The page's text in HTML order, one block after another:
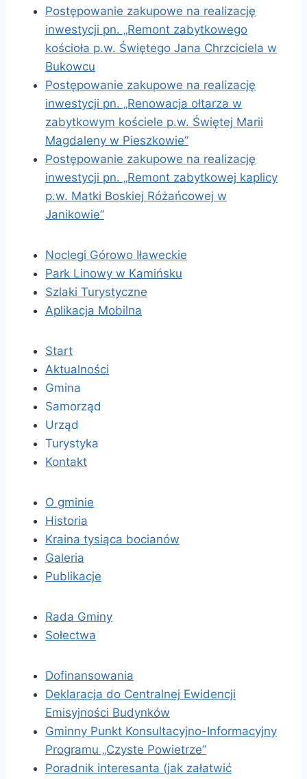
Postępowanie zakupowe na realizację
inwestycji pn. „Remont zabytkowego
kościoła p.w. Świętego Jana Chrzciciela w
Bukowcu
Postępowanie zakupowe na realizację
inwestycji pn. „Renowacja ołtarza w
zabytkowym kościele p.w. Świętej Marii
Magdaleny w Pieszkowie”
Postępowanie zakupowe na realizację
inwestycji pn. „Remont zabytkowej kaplicy
p.w. Matki Boskiej Różańcowej w
Janikowie”
Noclegi Górowo Iławeckie
Park Linowy w Kamińsku
Szlaki Turystyczne
Aplikacja Mobilna
Start
Aktualności
Gmina
Samorząd
Urząd
Turystyka
Kontakt
O gminie
Historia
Kraina tysiąca bocianów
Galeria
Publikacje
Rada Gminy
Sołectwa
Dofinansowania
Deklaracja do Centralnej Ewidencji
Emisyjności Budynków
Gminny Punkt Konsultacyjno-Informacyjny
Programu „Czyste Powietrze”
Poradnik interesanta (jak załatwić